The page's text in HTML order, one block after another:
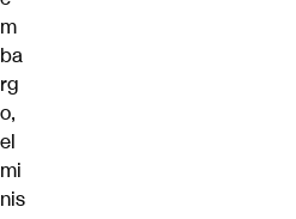
m
ba
rg
o,
el
mi
nis